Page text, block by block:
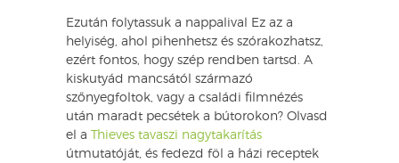
Ezután folytassuk a nappalival Ez az a
helyiség, ahol pihenhetsz és szórakozhatsz,
ezért fontos, hogy szép rendben tartsd. A
kiskutyád mancsától származó
szőnyegfoltok, vagy a családi filmnézés
után maradt pecsétek a bútorokon? Olvasd
el a
Thieves tavaszi nagytakarítás
útmutatóját, és fedezd föl a házi receptek